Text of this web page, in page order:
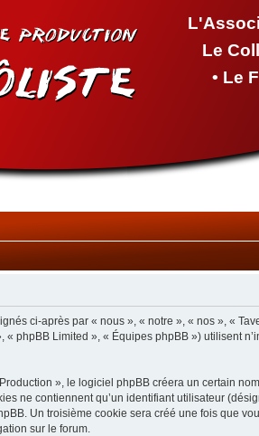
Le
• Le
ci-après par « nous », « notre », « nos », «
phpBB Limited », « Équipes phpBB ») utilisent
», le logiciel phpBB créera un certain
ne contiennent qu’un identifiant utilisateur
Un troisième cookie sera créé une fois que
sur le forum.